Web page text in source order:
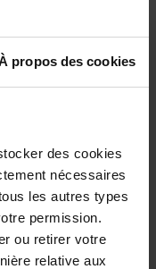
propos des cookies
des cookies
nécessaires
les autres types
permission.
ou retirer votre
relative aux